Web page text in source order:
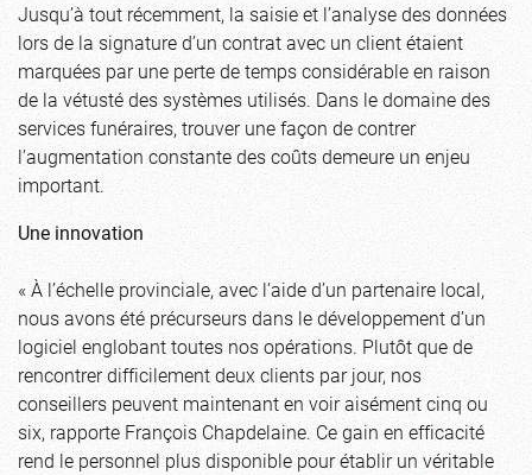
Jusqu’à tout récemment, la saisie et l’analyse des données
lors de la signature d’un contrat avec un client étaient
marquées par une perte de temps considérable en raison
de la vétusté des systèmes utilisés. Dans le domaine des
services funéraires, trouver une façon de contrer
l’augmentation constante des coûts demeure un enjeu
important.
Une innovation
« À l’échelle provinciale, avec l’aide d’un partenaire local,
nous avons été précurseurs dans le développement d’un
logiciel englobant toutes nos opérations. Plutôt que de
rencontrer difficilement deux clients par jour, nos
conseillers peuvent maintenant en voir aisément cinq ou
six, rapporte François Chapdelaine. Ce gain en efficacité
rend le personnel plus disponible pour établir un véritable